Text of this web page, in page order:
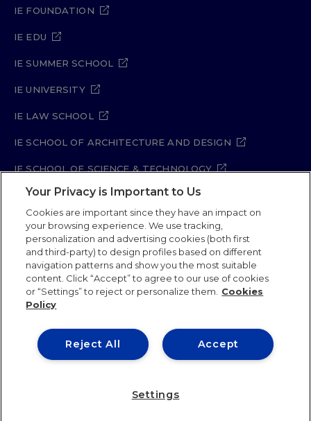
IE FOUNDATION
IE EDU
IE SUMMER SCHOOL
IE UNIVERSITY
IE LAW SCHOOL
IE SCHOOL OF ARCHITECTURE AND DESIGN
IE SCHOOL OF SCIENCE & TECHNOLOGY
IE SCHOOL OF ARTS & HUMANITIES
Legal Notice Privacy Policy
Cookie Policy
Security Policy
Student Academic Standards
Compliance Channel
Site Map
IE University 2026
Your Privacy is Important to Us
Cookies are important since they have an impact on
your browsing experience. We use tracking,
personalization and advertising cookies (both first
and third-party) to design profiles based on different
navigation patterns and show you the most suitable
content. Click “Accept” to agree to our use of cookies
or “Settings” to reject or personalize them.
Cookies
Policy
Accept
Reject All
Settings